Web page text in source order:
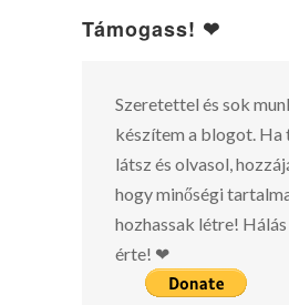
Támogass! ❤
Szeretettel és sok
készítem a blogot. Ha
látsz és olvasol,
hogy minőségi
hozhassak létre!
érte! ❤